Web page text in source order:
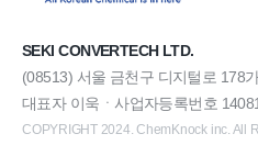
SEKI CONVERTECH LTD.
(08513) 서울 금천구 디지털로 178
대표자 이욱ㆍ사업자등록번호
COPYRIGHT 2024. ChemKnock inc. All